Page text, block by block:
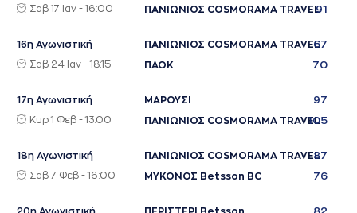
Σαβ 17 Ιαν - 16:00 ΠΑΝΙΩΝΙΟΣ COSMORAMA TRAVEL91
16η Αγωνιστική
Σαβ 24 Ιαν - 18:15
ΠΑΝΙΩΝΙΟΣ COSMORAMA TRAVEL67
ΠΑΟΚ 70
17η Αγωνιστική
Κυρ 1 Φεβ - 13:00
ΜΑΡΟΥΣΙ 97
ΠΑΝΙΩΝΙΟΣ COSMORAMA TRAVEL
105
18η Αγωνιστική
Σαβ 7 Φεβ - 16:00
ΠΑΝΙΩΝΙΟΣ COSMORAMA TRAVEL87
ΜΥΚΟΝΟΣ Betsson BC 76